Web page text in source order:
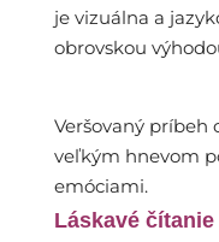
je vizuálna a
obrovskou
Veršovaný príbeh
veľkým hnevom
emóciami.
Láskavé čítanie